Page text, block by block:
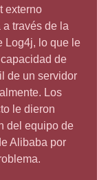
externo
través de la
Log4j, lo que le
de
de un servidor
Los
le dieron
del equipo de
Alibaba por